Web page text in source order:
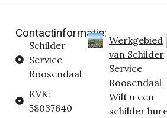
Contactinformatie:
Schilder
Service
Roosendaal
KVK:
58037640
Werkgebied
van Schilder
Service
Roosendaal
Wilt u een
schilder